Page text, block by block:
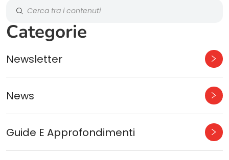
Categorie
Newsletter
News
Guide E Approfondimenti